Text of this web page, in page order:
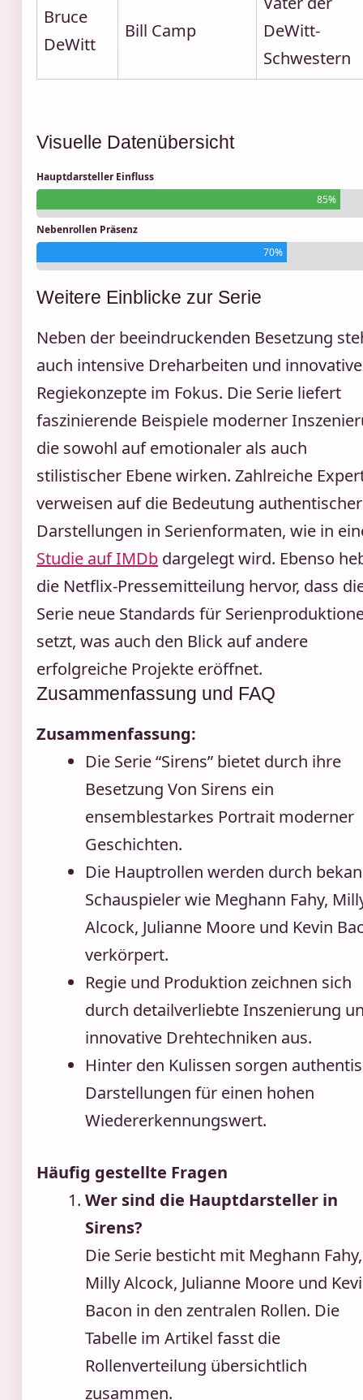
Bruce
DeWitt
Bill Camp
DeWitt-
Schwestern
Visuelle Datenübersicht
Hauptdarsteller Einfluss
85%
Nebenrollen Präsenz
70%
Weitere Einblicke zur Serie
Neben der beeindruckenden Besetzung
auch intensive Dreharbeiten und innovative
Regiekonzepte im Fokus. Die Serie liefert
faszinierende Beispiele moderner
die sowohl auf emotionaler als auch
stilistischer Ebene wirken. Zahlreiche
verweisen auf die Bedeutung authentischer
Darstellungen in Serienformaten, wie in
Studie auf IMDb dargelegt wird. Ebenso
die Netflix-Pressemitteilung hervor, dass
Serie neue Standards für
setzt, was auch den Blick auf andere
erfolgreiche Projekte eröffnet.
Zusammenfassung und FAQ
Zusammenfassung:
Die Serie “Sirens” bietet durch ihre
Besetzung Von Sirens ein
ensemblestarkes Portrait moderner
Geschichten.
Die Hauptrollen werden durch
Schauspieler wie Meghann Fahy,
Alcock, Julianne Moore und Kevin
verkörpert.
Regie und Produktion zeichnen sich
durch detailverliebte Inszenierung
innovative Drehtechniken aus.
Hinter den Kulissen sorgen
Darstellungen für einen hohen
Wiedererkennungswert.
Häufig gestellte Fragen
Wer sind die Hauptdarsteller in
Sirens?
Die Serie besticht mit Meghann Fahy,
Milly Alcock, Julianne Moore und
Bacon in den zentralen Rollen. Die
Tabelle im Artikel fasst die
Rollenverteilung übersichtlich
zusammen.